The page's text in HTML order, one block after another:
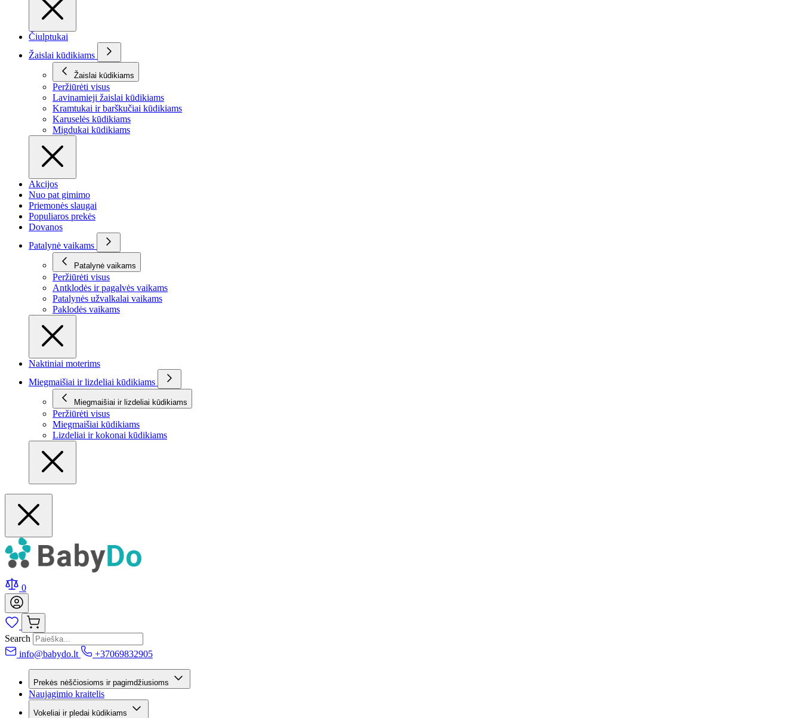
Čiulptukai
Žaislai kūdikiams
Žaislai kūdikiams
Peržiūrėti visus
Lavinamieji žaislai kūdikiams
Kramtukai ir barškučiai kūdikiams
Karuselės kūdikiams
Migdukai kūdikiams
Akcijos
Nuo pat gimimo
Priemonės slaugai
Populiaros prekės
Dovanos
Patalynė vaikams
Patalynė vaikams
Peržiūrėti visus
Antklodės ir pagalvės vaikams
Patalynės užvalkalai vaikams
Paklodės vaikams
Naktiniai moterims
Miegmaišiai ir lizdeliai kūdikiams
Miegmaišiai ir lizdeliai kūdikiams
Peržiūrėti visus
Miegmaišiai kūdikiams
Lizdeliai ir kokonai kūdikiams
0
Search
info@babydo.lt
+37069832905
Prekės nėščiosioms ir pagimdžiusioms
Naujagimio kraitelis
Vokeliai ir pledai kūdikiams